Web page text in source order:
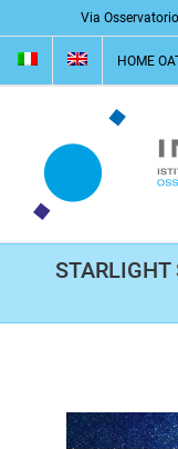
al
contenuto
Via
HOME